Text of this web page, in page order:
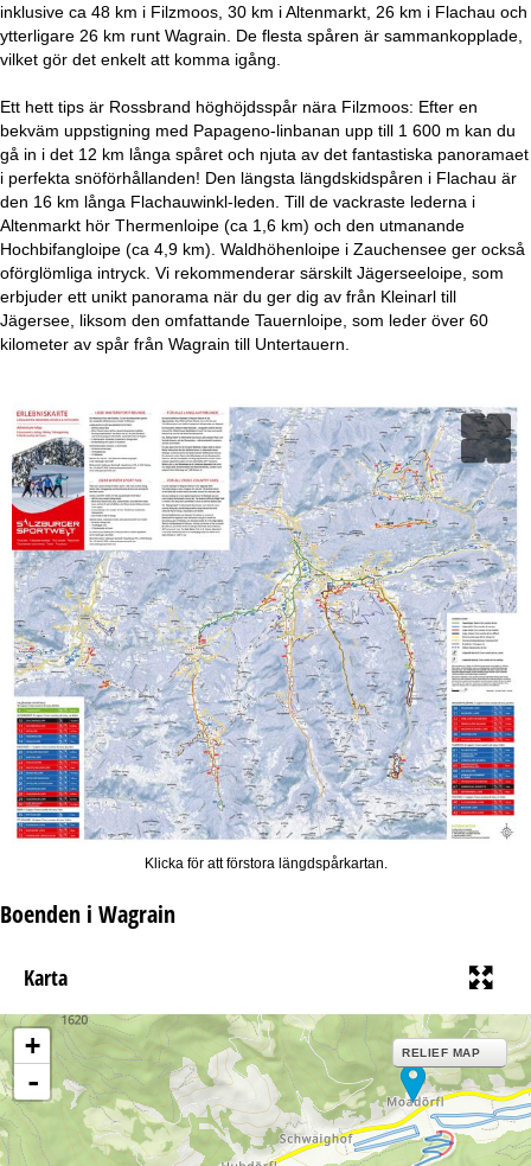
i
d
a
inklusive ca 48 km i Filzmoos, 30 km i Altenmarkt, 26 km i Flachau och
ytterligare 26 km runt Wagrain. De flesta spåren är sammankopplade,
vilket gör det enkelt att komma igång.
Ett hett tips är Rossbrand höghöjdsspår nära Filzmoos: Efter en
bekväm uppstigning med Papageno-linbanan upp till 1 600 m kan du
gå in i det 12 km långa spåret och njuta av det fantastiska panoramaet
i perfekta snöförhållanden! Den längsta längdskidspåren i Flachau är
den 16 km långa Flachauwinkl-leden. Till de vackraste lederna i
Altenmarkt hör Thermenloipe (ca 1,6 km) och den utmanande
Hochbifangloipe (ca 4,9 km). Waldhöhenloipe i Zauchensee ger också
oförglömliga intryck. Vi rekommenderar särskilt Jägerseeloipe, som
erbjuder ett unikt panorama när du ger dig av från Kleinarl till
Jägersee, liksom den omfattande Tauernloipe, som leder över 60
kilometer av spår från Wagrain till Untertauern.
Klicka för att förstora längdspårkartan.
Boenden i Wagrain
Karta
+
-
RELIEF MAP